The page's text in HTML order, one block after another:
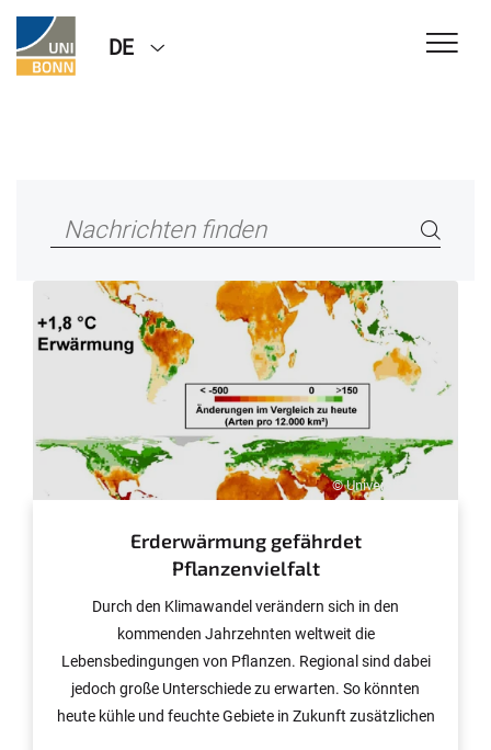
DE
© Universität Bonn
Erderwärmung gefährdet
Pflanzenvielfalt
Durch den Klimawandel verändern sich in den
kommenden Jahrzehnten weltweit die
Lebensbedingungen von Pflanzen. Regional sind dabei
jedoch große Unterschiede zu erwarten. So könnten
heute kühle und feuchte Gebiete in Zukunft zusätzlichen